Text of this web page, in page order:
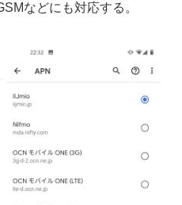
などにも対応する。